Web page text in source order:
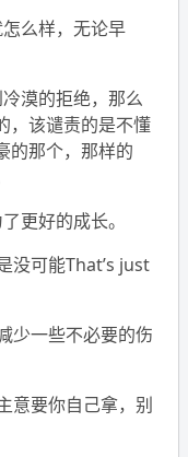
么样，无论早
漠的拒绝，那么
，该谴责的是不懂
的那个，那样的
更好的成长。
没可能That’s just
少一些不必要的伤
意要你自己拿，别